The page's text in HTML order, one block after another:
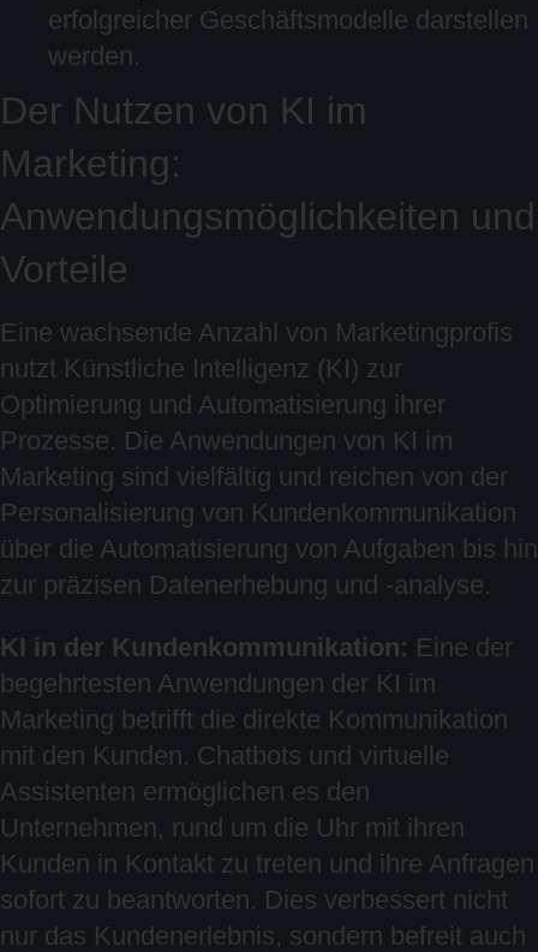
erfolgreicher Geschäftsmodelle darstellen
werden.
Der Nutzen von KI im
Marketing:
Anwendungsmöglichkeiten und
Vorteile
Eine wachsende Anzahl von Marketingprofis
nutzt Künstliche Intelligenz (KI) zur
Optimierung und Automatisierung ihrer
Prozesse. Die Anwendungen von KI im
Marketing sind vielfältig und reichen von der
Personalisierung von Kundenkommunikation
über die Automatisierung von Aufgaben bis hin
zur präzisen Datenerhebung und -analyse.
KI in der Kundenkommunikation: Eine der
begehrtesten Anwendungen der KI im
Marketing betrifft die direkte Kommunikation
mit den Kunden. Chatbots und virtuelle
Assistenten ermöglichen es den
Unternehmen, rund um die Uhr mit ihren
Kunden in Kontakt zu treten und ihre Anfragen
sofort zu beantworten. Dies verbessert nicht
nur das Kundenerlebnis, sondern befreit auch